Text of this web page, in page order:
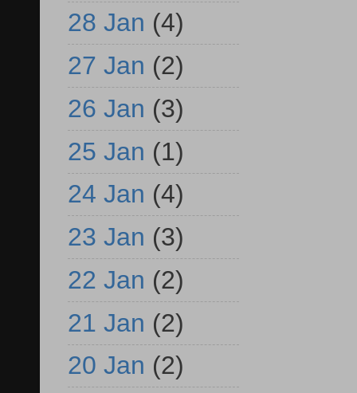
28 Jan (4)
27 Jan (2)
26 Jan (3)
25 Jan (1)
24 Jan (4)
23 Jan (3)
22 Jan (2)
21 Jan (2)
20 Jan (2)